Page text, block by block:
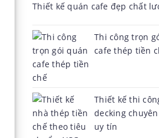
Thiết kế quán cafe đẹp chất
Thi công trọn
cafe thép tiền
Thiết kế thi
decking
uy tín